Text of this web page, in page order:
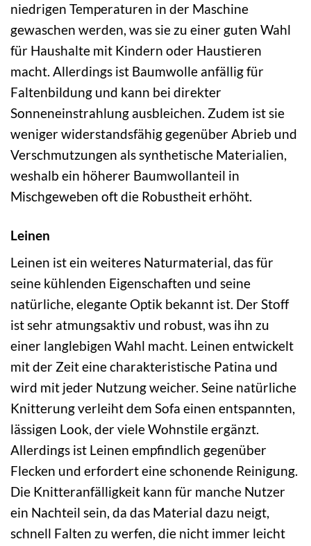
niedrigen Temperaturen in der Maschine
gewaschen werden, was sie zu einer guten Wahl
für Haushalte mit Kindern oder Haustieren
macht. Allerdings ist Baumwolle anfällig für
Faltenbildung und kann bei direkter
Sonneneinstrahlung ausbleichen. Zudem ist sie
weniger widerstandsfähig gegenüber Abrieb und
Verschmutzungen als synthetische Materialien,
weshalb ein höherer Baumwollanteil in
Mischgeweben oft die Robustheit erhöht.
Leinen
Leinen ist ein weiteres Naturmaterial, das für
seine kühlenden Eigenschaften und seine
natürliche, elegante Optik bekannt ist. Der Stoff
ist sehr atmungsaktiv und robust, was ihn zu
einer langlebigen Wahl macht. Leinen entwickelt
mit der Zeit eine charakteristische Patina und
wird mit jeder Nutzung weicher. Seine natürliche
Knitterung verleiht dem Sofa einen entspannten,
lässigen Look, der viele Wohnstile ergänzt.
Allerdings ist Leinen empfindlich gegenüber
Flecken und erfordert eine schonende Reinigung.
Die Knitteranfälligkeit kann für manche Nutzer
ein Nachteil sein, da das Material dazu neigt,
schnell Falten zu werfen, die nicht immer leicht